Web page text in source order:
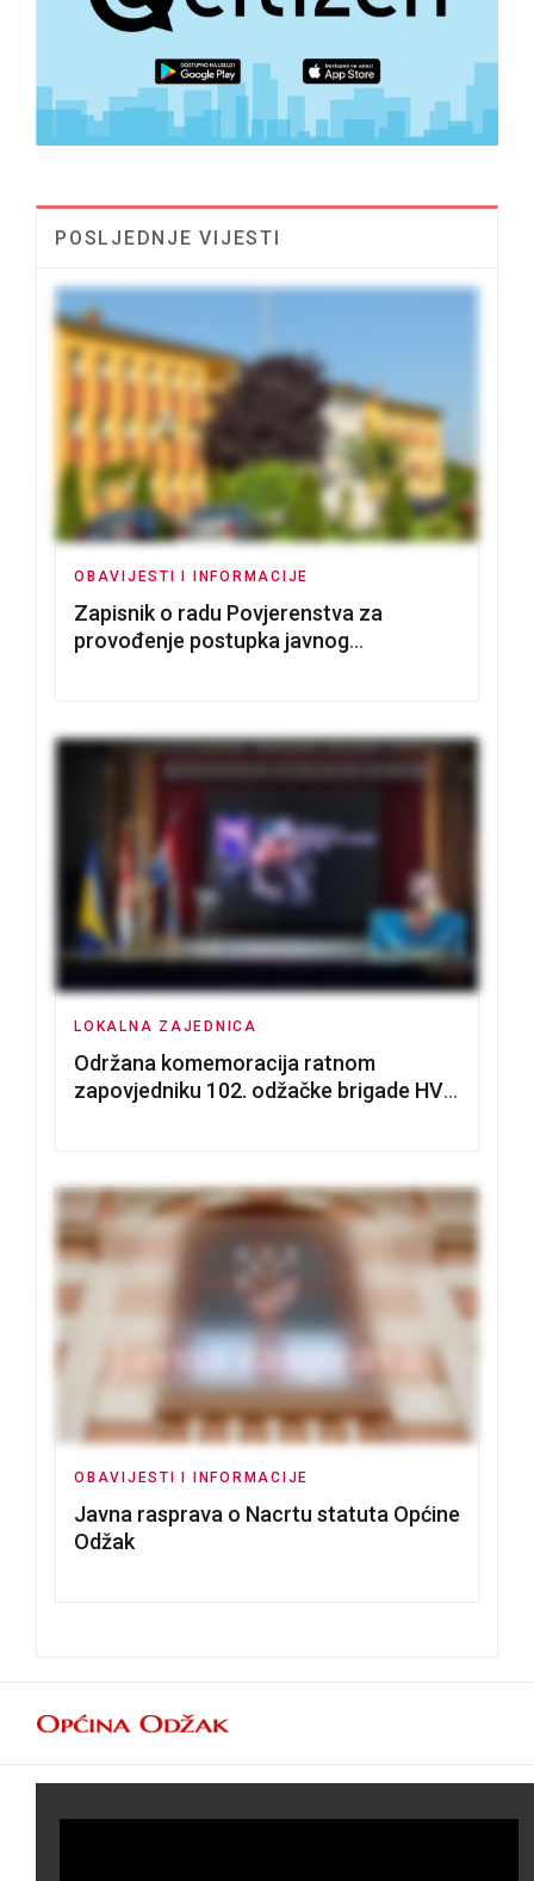
POSLJEDNJE VIJESTI
OBAVIJESTI I INFORMACIJE
Zapisnik o radu Povjerenstva za
provođenje postupka javnog
LOKALNA ZAJEDNICA
Održana komemoracija ratnom
zapovjedniku 102. odžačke brigade HVO
OBAVIJESTI I INFORMACIJE
Javna rasprava o Nacrtu statuta Općine
Odžak